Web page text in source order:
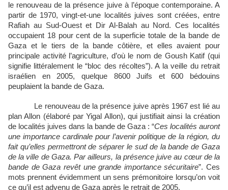
le renouveau de la présence juive à l’époque contemporaine. A
partir de 1970, vingt-et-une localités juives sont créées, entre
Rafiah au Sud-Ouest et Dir Al-Balah au Nord. Ces localités
occupaient 18 pour cent de la superficie totale de la bande de
Gaza et le tiers de la bande côtière, et elles avaient pour
principale activité l’agriculture, d’où le nom de Goush Katif (qui
signifie littéralement le “bloc des récoltes”). A la veille du retrait
israélien en 2005, quelque 8600 Juifs et 600 bédouins
peuplaient la bande de Gaza.
Le renouveau de la présence juive après 1967 est lié au
plan Allon (élaboré par Yigal Allon), qui justifiait ainsi la création
de localités juives dans la bande de Gaza : “Ces localités auront
une importance cardinale pour l’avenir politique de la région, du
fait qu’elles permettront de séparer le sud de la bande de Gaza
de la ville de Gaza. Par ailleurs, la présence juive au cœur de la
bande de Gaza revêt une grande importance sécuritaire”. Ces
mots prennent évidemment un sens prémonitoire lorsqu’on voit
ce qu’il est advenu de Gaza après le retrait de 2005.